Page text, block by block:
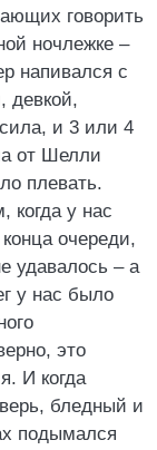
говорить
ночлежке –
напивался с
девкой,
и 3 или 4
от Шелли
плевать.
когда у нас
очереди,
удавалось – а
у нас было
это
И когда
бледный и
подымался